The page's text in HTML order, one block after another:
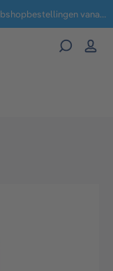
Geen administratie- en verzendkosten voor webshopbestellingen vanaf € 100,-.